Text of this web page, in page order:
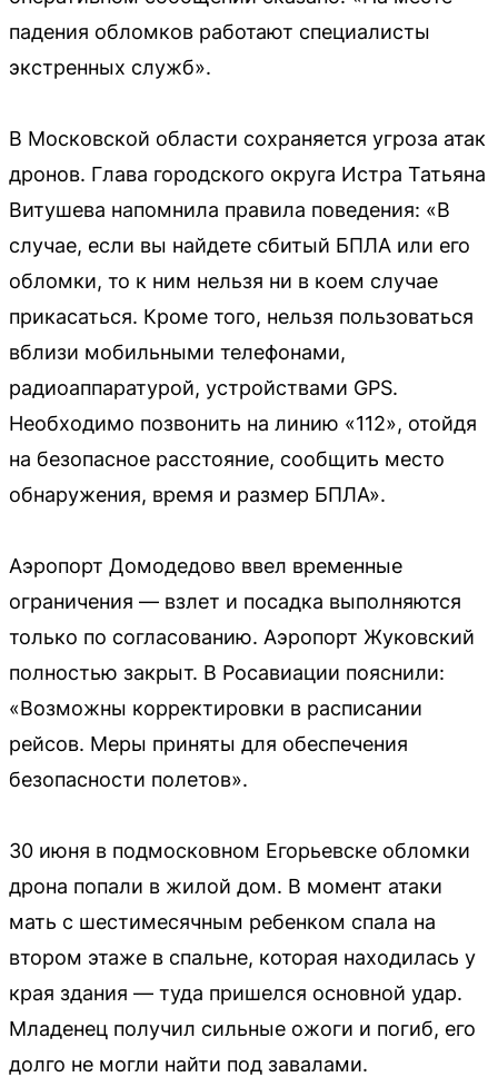
падения обломков работают специалисты
экстренных служб».
В Московской области сохраняется угроза атак
дронов. Глава городского округа Истра Татьяна
Витушева напомнила правила поведения: «В
случае, если вы найдете сбитый БПЛА или его
обломки, то к ним нельзя ни в коем случае
прикасаться. Кроме того, нельзя пользоваться
вблизи мобильными телефонами,
радиоаппаратурой, устройствами GPS.
Необходимо позвонить на линию «112», отойдя
на безопасное расстояние, сообщить место
обнаружения, время и размер БПЛА».
Аэропорт Домодедово ввел временные
ограничения — взлет и посадка выполняются
только по согласованию. Аэропорт Жуковский
полностью закрыт. В Росавиации пояснили:
«Возможны корректировки в расписании
рейсов. Меры приняты для обеспечения
безопасности полетов».
30 июня в подмосковном Егорьевске обломки
дрона попали в жилой дом. В момент атаки
мать с шестимесячным ребенком спала на
втором этаже в спальне, которая находилась у
края здания — туда пришелся основной удар.
Младенец получил сильные ожоги и погиб, его
долго не могли найти под завалами.